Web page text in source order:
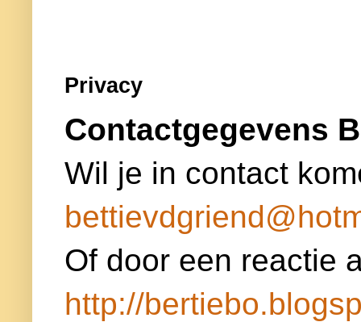
Privacy
Contactgegevens
Wil je in contact
Of door een reactie
http://